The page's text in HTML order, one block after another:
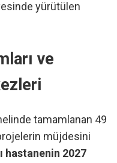
yürütülen
ve
tamamlanan 49
müjdesini
hastanenin 2027